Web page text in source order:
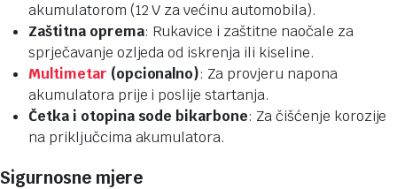
akumulatorom (12 V za većinu automobila).
Zaštitna oprema: Rukavice i zaštitne naočale za
sprječavanje ozljeda od iskrenja ili kiseline.
Multimetar (opcionalno): Za provjeru napona
akumulatora prije i poslije startanja.
Četka i otopina sode bikarbone: Za čišćenje korozije
na priključcima akumulatora.
Sigurnosne mjere